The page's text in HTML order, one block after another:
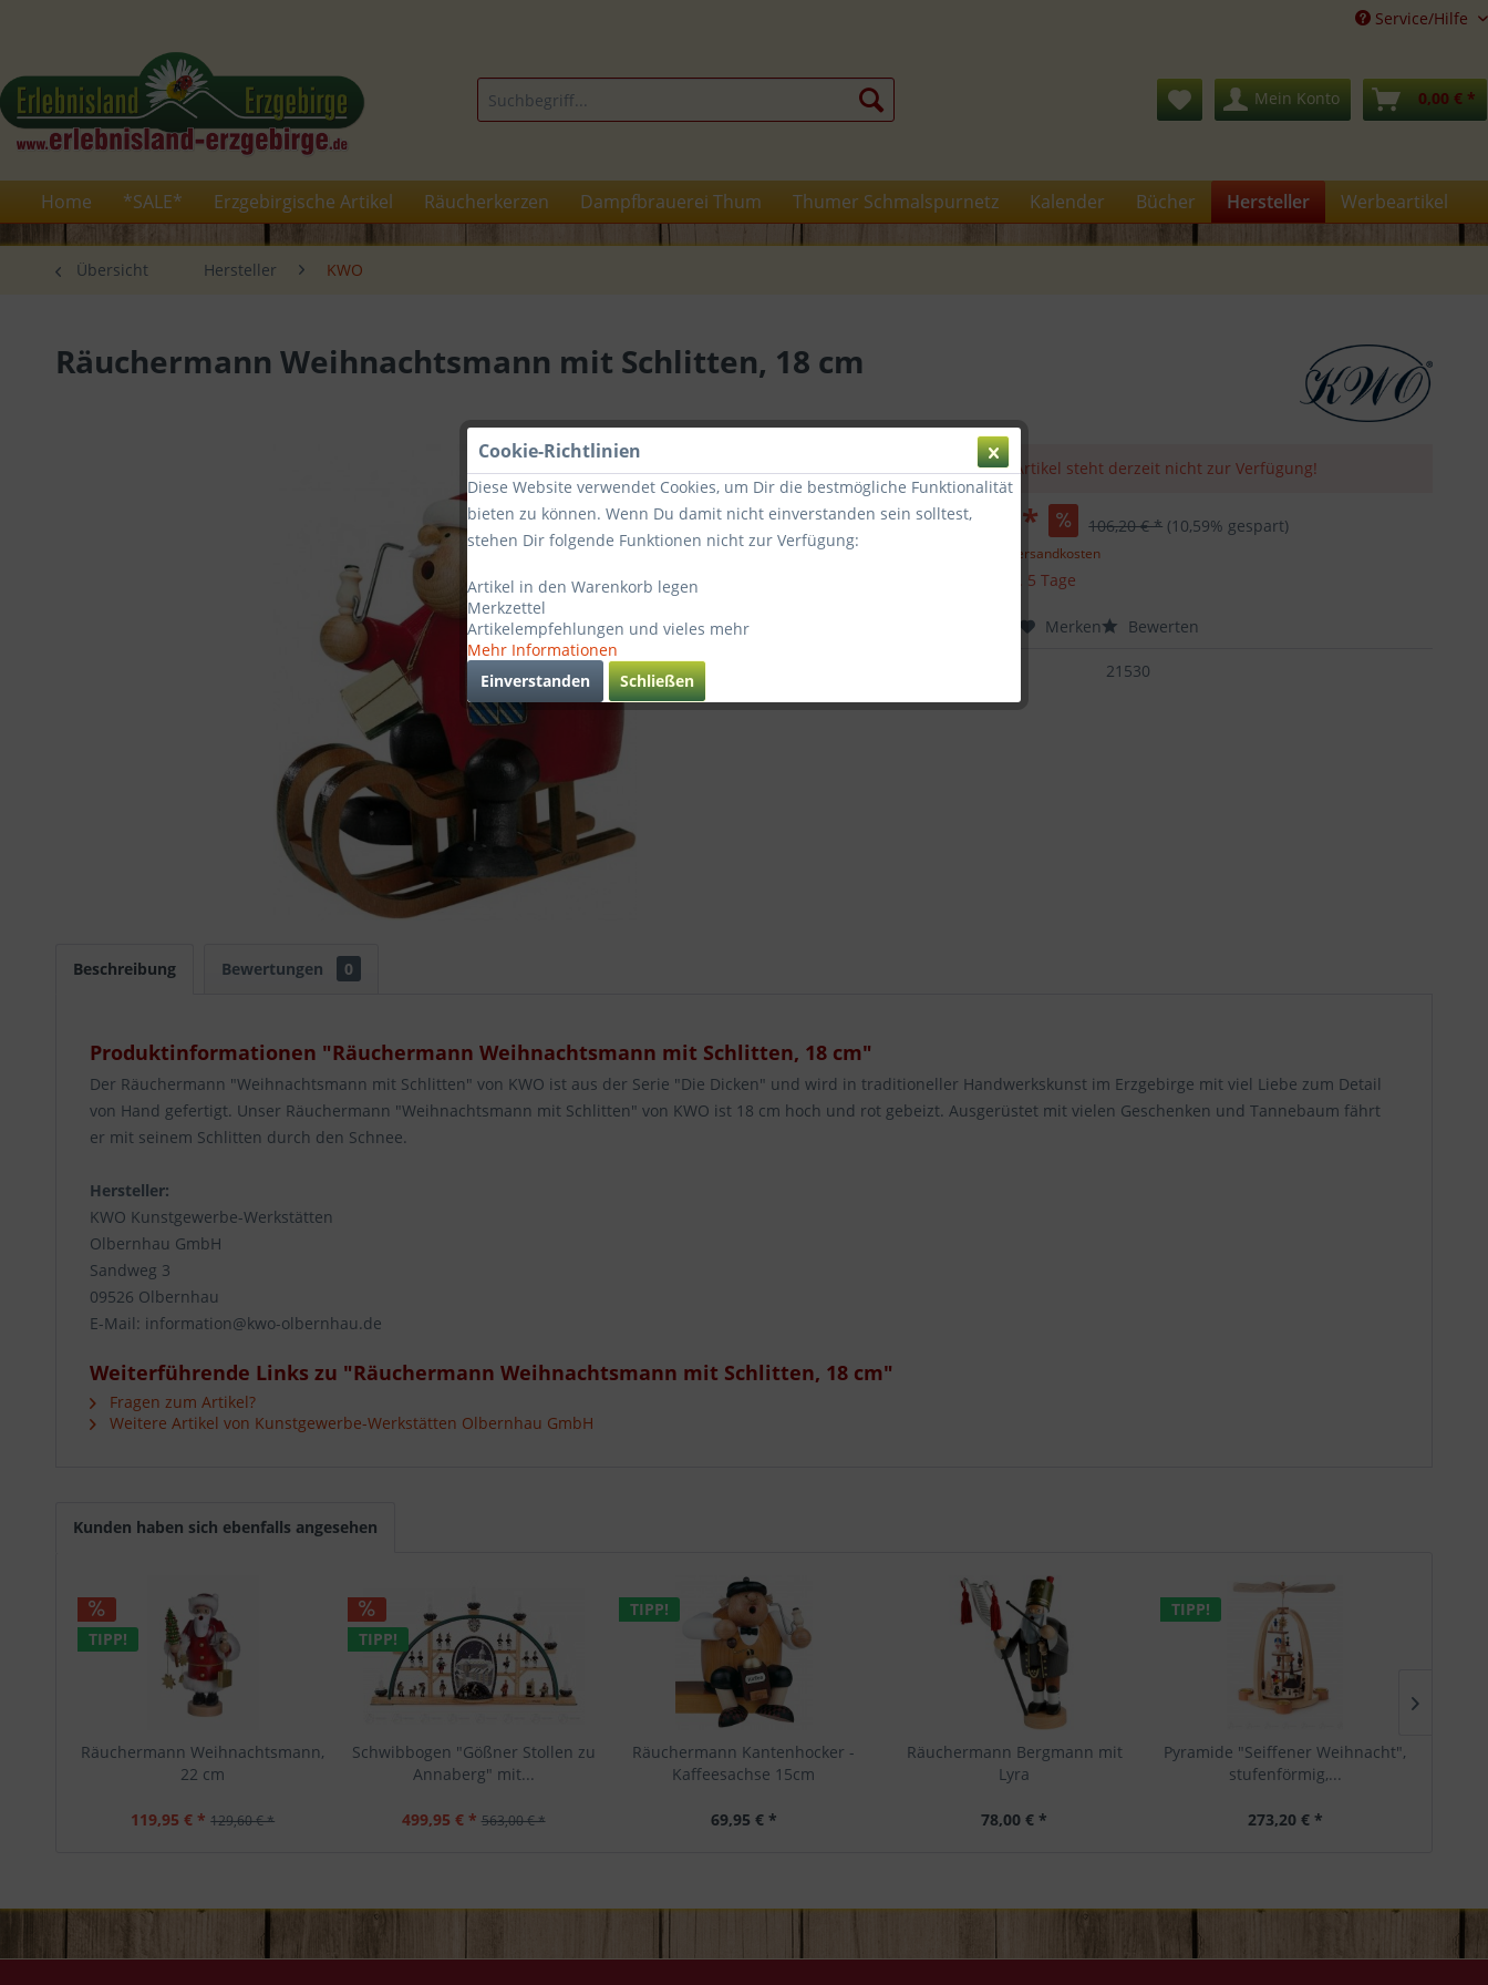
Service/Hilfe
Mein Konto 0,00 € *
Home *SALE* Erzgebirgische Artikel Räucherkerzen Dampfbrauerei Thum Thumer Schmalspurnetz Kalender Bücher Hersteller Werbeartikel
Übersicht Hersteller KWO
Räuchermann Weihnachtsmann mit Schlitten, 18 cm
Dieser Artikel steht derzeit nicht zur Verfügung!
94,95 € * 106,20 € * (10,59% gespart)
zzgl. Versandkosten
Lieferzeit ca. 5 Tage
Merken Bewerten
21530
Beschreibung Bewertungen 0
Produktinformationen "Räuchermann Weihnachtsmann mit Schlitten, 18 cm"
Der Räuchermann "Weihnachtsmann mit Schlitten" von KWO ist aus der Serie "Die Dicken" und wird in traditioneller Handwerkskunst im Erzgebirge mit viel Liebe zum Detail
von Hand gefertigt. Unser Räuchermann "Weihnachtsmann mit Schlitten" von KWO ist 18 cm hoch und rot gebeizt. Ausgerüstet mit vielen Geschenken und Tannebaum fährt
er mit seinem Schlitten durch den Schnee.
Hersteller:
KWO Kunstgewerbe-Werkstätten
Olbernhau GmbH
Sandweg 3
09526 Olbernhau
E-Mail: information@kwo-olbernhau.de
Weiterführende Links zu "Räuchermann Weihnachtsmann mit Schlitten, 18 cm"
Fragen zum Artikel?
Weitere Artikel von Kunstgewerbe-Werkstätten Olbernhau GmbH
Kunden haben sich ebenfalls angesehen
TIPP!
Räuchermann Weihnachtsmann,
22 cm
119,95 € * 129,60 € *
TIPP!
Schwibbogen "Gößner Stollen zu
Annaberg" mit...
499,95 € * 563,00 € *
TIPP!
Räuchermann Kantenhocker -
Kaffeesachse 15cm
69,95 € *
Räuchermann Bergmann mit
Lyra
78,00 € *
TIPP!
Pyramide "Seiffener Weihnacht",
stufenförmig,...
273,20 € *
Cookie-Richtlinien
Diese Website verwendet Cookies, um Dir die bestmögliche Funktionalität
bieten zu können. Wenn Du damit nicht einverstanden sein solltest,
stehen Dir folgende Funktionen nicht zur Verfügung:
Artikel in den Warenkorb legen
Merkzettel
Artikelempfehlungen und vieles mehr
Mehr Informationen
Einverstanden
Schließen